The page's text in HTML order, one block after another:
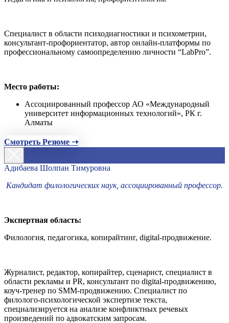
Специалист в области психодиагностики и психометрии,
консультант-профориентатор, автор онлайн-платформы по
профессиональному самоопределению личности “LabPro”.
Место работы:
Ассоциированный профессор АО «Международный
университет информационных технологий», РК г.
Алматы
Смотреть Резюме ➝
Адибаева Шолпан Тимуровна
Кандидат филологических наук, ассоциированный профессор.
Экспертная область:
Филология, педагогика, копирайтинг, digital-продвижение.
Журналист, редактор, копирайтер, сценарист, специалист в
области рекламы и PR, консультант по digital-продвижению,
коуч-тренер по SMM-продвижению. Специалист по
филолого-психологической экспертизе текста,
специализируется на анализе конфликтных речевых
произведений по адвокатским запросам.